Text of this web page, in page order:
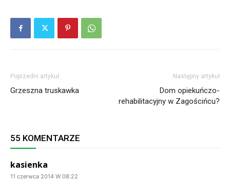
Poprzedni artykuł
Grzeszna truskawka
Następny artykuł
Dom opiekuńczo-
rehabilitacyjny w Zagościńcu?
55 KOMENTARZE
kasienka
11 czerwca 2014 W 08:22